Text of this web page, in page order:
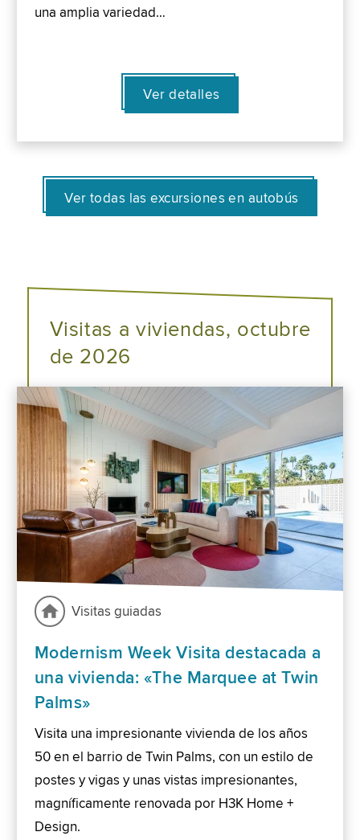
una amplia variedad…
Ver detalles
Ver todas las excursiones en autobús
Visitas a viviendas, octubre
de 2026
Visitas guiadas
Modernism Week Visita destacada a
una vivienda: «The Marquee at Twin
Palms»
Visita una impresionante vivienda de los años
50 en el barrio de Twin Palms, con un estilo de
postes y vigas y unas vistas impresionantes,
magníficamente renovada por H3K Home +
Design.